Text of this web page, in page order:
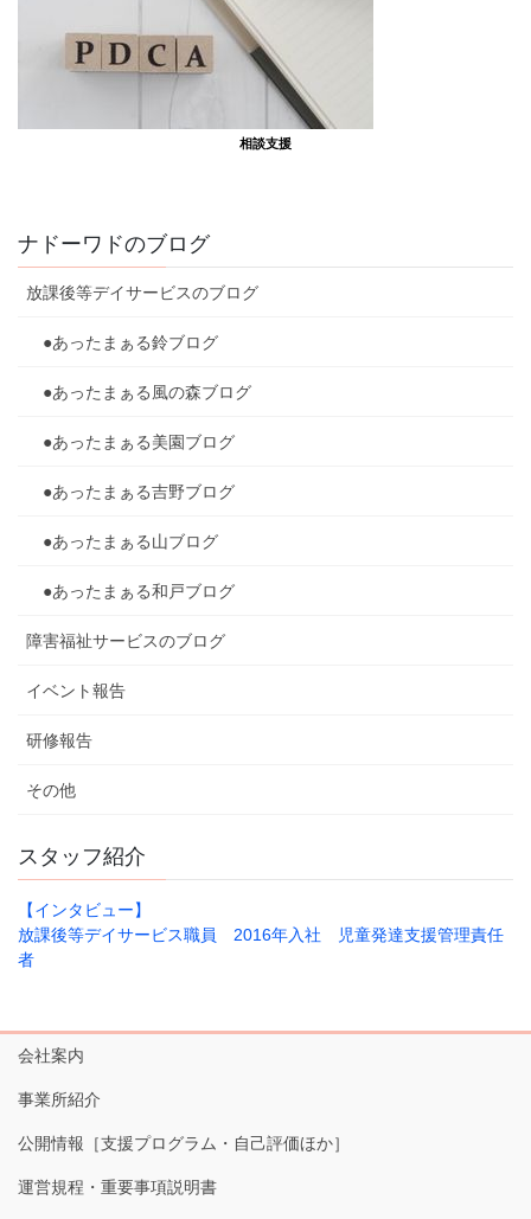
相談支援
ナドーワドのブログ
放課後等デイサービスのブログ
●あったまぁる鈴ブログ
●あったまぁる風の森ブログ
●あったまぁる美園ブログ
●あったまぁる吉野ブログ
●あったまぁる山ブログ
●あったまぁる和戸ブログ
障害福祉サービスのブログ
イベント報告
研修報告
その他
スタッフ紹介
【インタビュー】
放課後等デイサービス職員 2016年入社 児童発達支援管理責任
者
会社案内
事業所紹介
公開情報［支援プログラム・自己評価ほか］
運営規程・重要事項説明書